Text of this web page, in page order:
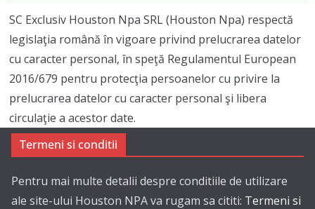
SC Exclusiv Houston Npa SRL (Houston Npa) respectă
legislaţia română în vigoare privind prelucrarea datelor
cu caracter personal, în speţă Regulamentul European
2016/679 pentru protecţia persoanelor cu privire la
prelucrarea datelor cu caracter personal şi libera
circulaţie a acestor date.
Termeni si conditii
Pentru mai multe detalii despre conditiile de utilizare
ale site-ului Houston NPA va rugam sa cititi: Termeni si